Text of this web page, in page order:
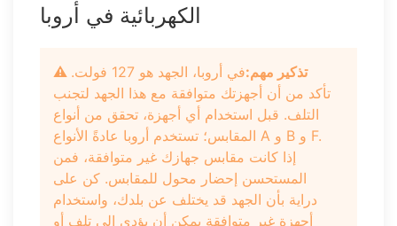
الكهربائية في أروبا
⚠️ تذكير مهم:
في أروبا، الجهد هو 127 فولت.
تأكد من أن أجهزتك متوافقة مع هذا الجهد لتجنب
التلف. قبل استخدام أي أجهزة، تحقق من أنواع
المقابس؛ تستخدم أروبا عادةً الأنواع A و B و F.
إذا كانت مقابس جهازك غير متوافقة، فمن
المستحسن إحضار محول للمقابس. كن على
دراية بأن الجهد قد يختلف عن بلدك، واستخدام
أجهزة غير متوافقة يمكن أن يؤدي إلى تلف أو